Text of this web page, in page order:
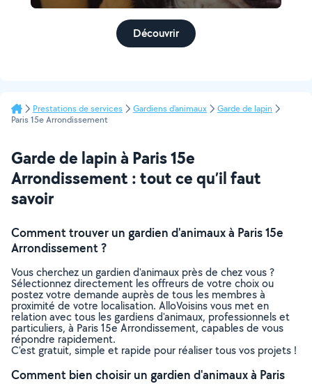
Découvrir
Prestations de services Gardiens d'animaux
Garde de lapin
Paris 15e Arrondissement
Garde de lapin à Paris 15e
Arrondissement : tout ce qu’il faut
savoir
Comment trouver un gardien d'animaux à Paris 15e
Arrondissement ?
Vous cherchez un gardien d'animaux près de chez vous ?
Sélectionnez directement les offreurs de votre choix ou
postez votre demande auprès de tous les membres à
proximité de votre localisation. AlloVoisins vous met en
relation avec tous les gardiens d'animaux, professionnels et
particuliers, à Paris 15e Arrondissement, capables de vous
répondre rapidement.
C’est gratuit, simple et rapide pour réaliser tous vos projets !
Comment bien choisir un gardien d'animaux à Paris